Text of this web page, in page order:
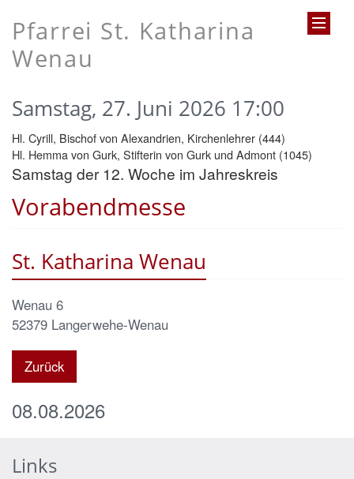
Pfarrei St. Katharina
Wenau
Vorabendmesse
Samstag, 27. Juni 2026 17:00
Hl. Cyrill, Bischof von Alexandrien, Kirchenlehrer (444)
Hl. Hemma von Gurk, Stifterin von Gurk und Admont (1045)
Samstag der 12. Woche im Jahreskreis
St. Katharina Wenau
Wenau 6
52379 Langerwehe-Wenau
Zurück
08.08.2026
Links